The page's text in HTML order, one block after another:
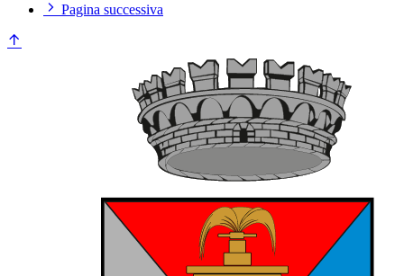
Pagina successiva